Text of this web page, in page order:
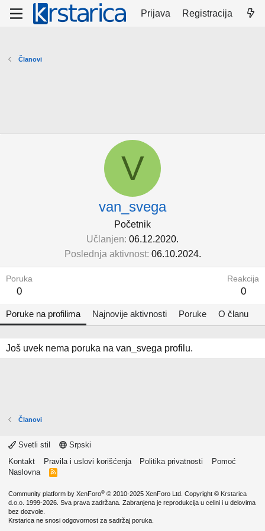
Prijava Registracija
Članovi
V
van_svega
Početnik
Učlanjen 06.12.2020.
Poslednja aktivnost 06.10.2024.
Poruka
0
Reakcija
0
Poruke na profilima Najnovije aktivnosti Poruke O članu
Još uvek nema poruka na van_svega profilu.
Članovi
Svetli stil
Srpski
Kontakt
Pravila i uslovi korišćenja Politika privatnosti
Pomoć
Naslovna
R
Community platform by XenForo® © 2010-2025 XenForo Ltd. Copyright © Krstarica
d.o.o. 1999-2026. Sva prava zadržana. Zabranjena je reprodukcija u celini i u delovima
bez dozvole.
Krstarica ne snosi odgovornost za sadržaj poruka.